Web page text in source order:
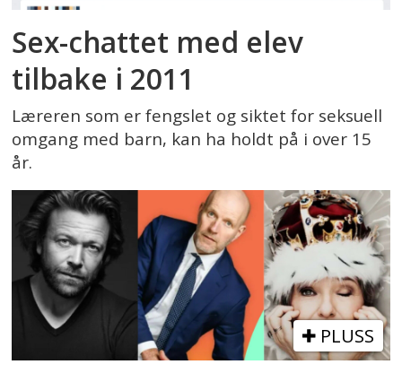
Sex-chattet med elev
tilbake i 2011
Læreren som er fengslet og siktet for seksuell
omgang med barn, kan ha holdt på i over 15
år.
PLUSS